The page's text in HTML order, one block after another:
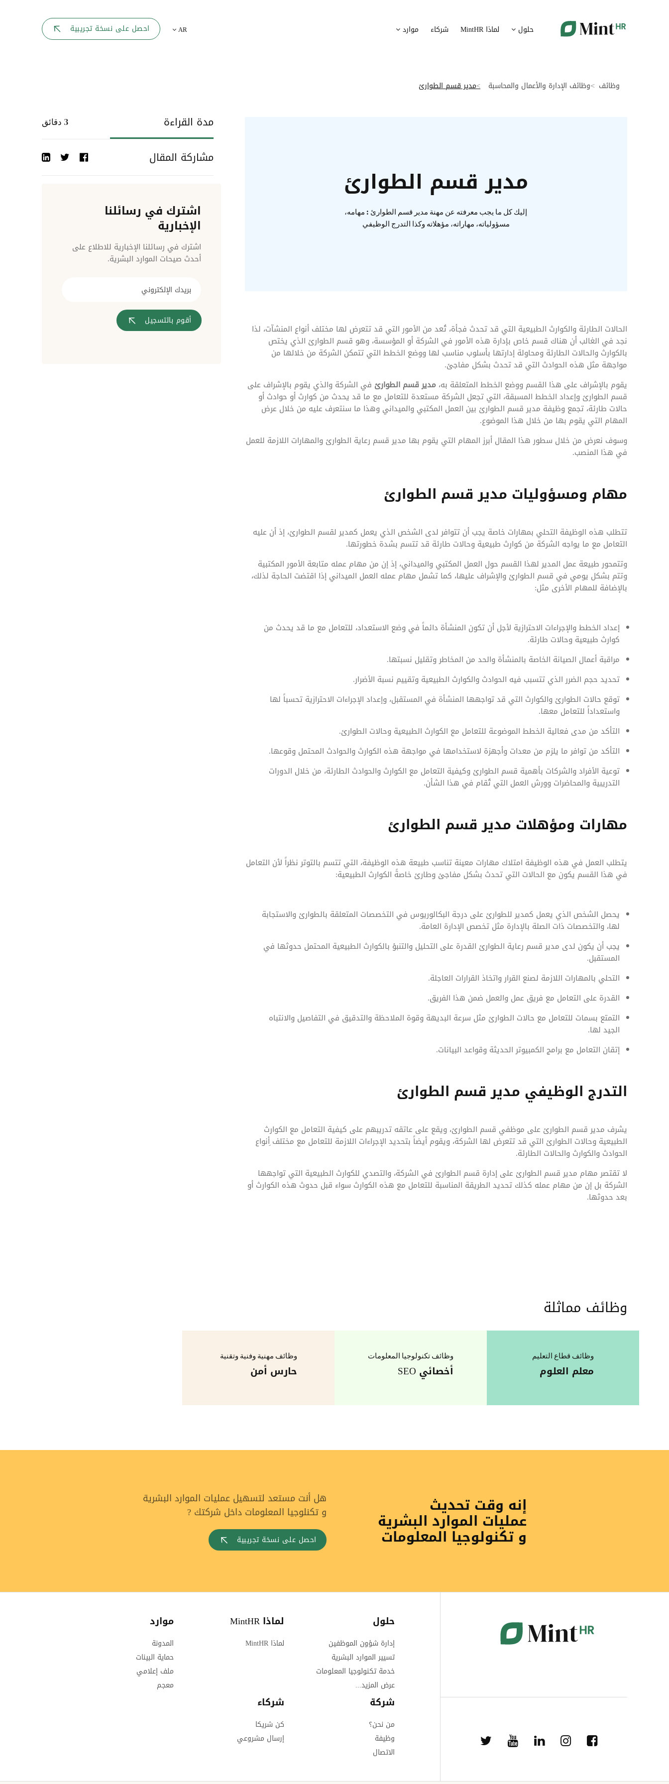
حلول لماذا MintHR شركاء موارد AR احصل على نسخة تجريبية
وظائف وظائف الإدارة والأعمال والمحاسبة مدير قسم الطوارئ
مدير قسم الطوارئ
إليك كل ما يجب معرفته عن مهنة مدير قسم الطوارئ : مهامه،
مسؤولياته، مهاراته، مؤهلاته وكذا التدرج الوظيفي
الحالات الطارئة والكوارث الطبيعية التي قد تحدث فجأة، تُعد من الأمور التي قد تتعرض لها مختلف أنواع المنشآت، لذا
نجد في الغالب أن هناك قسم خاص بإدارة هذه الأمور في الشركة أو المؤسسة، وهو قسم الطوارئ الذي يختص
بالكوارث والحالات الطارئة ومحاولة إدارتها بأسلوب مناسب لها ووضع الخطط التي تتمكن الشركة من خلالها من
مواجهة مثل هذه الحوادث التي قد تحدث بشكل مفاجئ.
يقوم بالإشراف على هذا القسم ووضع الخطط المتعلقة به، مدير قسم الطوارئ في الشركة والذي يقوم بالإشراف على
قسم الطوارئ وإعداد الخطط المسبقة، التي تجعل الشركة مستعدة للتعامل مع ما قد يحدث من كوارث أو حوادث أو
حالات طارئة، تجمع وظيفة مدير قسم الطوارئ بين العمل المكتبي والميداني وهذا ما سنتعرف عليه من خلال عرض
المهام التي يقوم بها من خلال هذا الموضوع.
وسوف نعرض من خلال سطور هذا المقال أبرز المهام التي يقوم بها مدير قسم رعاية الطوارئ والمهارات اللازمة للعمل
في هذا المنصب.
مهام ومسؤوليات مدير قسم الطوارئ
تتطلب هذه الوظيفة التحلي بمهارات خاصة يجب أن تتوافر لدى الشخص الذي يعمل كمدير لقسم الطوارئ، إذ أن عليه
التعامل مع ما يواجه الشركة من كوارث طبيعية وحالات طارئة قد تتسم بشدة خطورتها.
وتتمحور طبيعة عمل المدير لهذا القسم حول العمل المكتبي والميداني، إذ إن من مهام عمله متابعة الأمور المكتبية
وتتم بشكل يومي في قسم الطوارئ والإشراف عليها، كما تشمل مهام عمله العمل الميداني إذا اقتضت الحاجة لذلك،
بالإضافة للمهام الأخرى مثل:
إعداد الخطط والإجراءات الاحترازية لأجل أن تكون المنشأة دائماً في وضع الاستعداد، للتعامل مع ما قد يحدث من
كوارث طبيعية وحالات طارئة.
مراقبة أعمال الصيانة الخاصة بالمنشأة والحد من المخاطر وتقليل نسبتها.
تحديد حجم الضرر الذي تتسبب فيه الحوادث والكوارث الطبيعية وتقييم نسبة الأضرار.
توقع حالات الطوارئ والكوارث التي قد تواجهها المنشأة في المستقبل، وإعداد الإجراءات الاحترازية تحسباً لها
واستعداداً للتعامل معها.
التأكد من مدى فعالية الخطط الموضوعة للتعامل مع الكوارث الطبيعية وحالات الطوارئ.
التأكد من توافر ما يلزم من معدات وأجهزة لاستخدامها في مواجهة هذه الكوارث والحوادث المحتمل وقوعها.
توعية الأفراد والشركات بأهمية قسم الطوارئ وكيفية التعامل مع الكوارث والحوادث الطارئة، من خلال الدورات
التدريبية والمحاضرات وورش العمل التي تُقام في هذا الشأن.
مهارات ومؤهلات مدير قسم الطوارئ
يتطلب العمل في هذه الوظيفة امتلاك مهارات معينة تناسب طبيعة هذه الوظيفة، التي تتسم بالتوتر نظراً لأن التعامل
في هذا القسم يكون مع الحالات التي تحدث بشكل مفاجئ وطارئ خاصةً الكوارث الطبيعية:
يحصل الشخص الذي يعمل كمدير للطوارئ على درجة البكالوريوس في التخصصات المتعلقة بالطوارئ والاستجابة
لها، والتخصصات ذات الصلة بالإدارة مثل تخصص الإدارة العامة.
يجب أن يكون لدى مدير قسم رعاية الطوارئ القدرة على التحليل والتنبؤ بالكوارث الطبيعية المحتمل حدوثها في
المستقبل.
التحلي بالمهارات اللازمة لصنع القرار واتخاذ القرارات العاجلة.
القدرة على التعامل مع فريق عمل والعمل ضمن هذا الفريق.
التمتع بسمات للتعامل مع حالات الطوارئ مثل سرعة البديهة وقوة الملاحظة والتدقيق في التفاصيل والانتباه
الجيد لها.
إتقان التعامل مع برامج الكمبيوتر الحديثة وقواعد البيانات.
التدرج الوظيفي مدير قسم الطوارئ
يشرف مدير قسم الطوارئ على موظفي قسم الطوارئ، ويقع على عاتقه تدريبهم على كيفية التعامل مع الكوارث
الطبيعية وحالات الطوارئ التي قد تتعرض لها الشركة، ويقوم أيضاً بتحديد الإجراءات اللازمة للتعامل مع مختلف ِأنواع
الحوادث والكوارث والحالات الطارئة.
لا تقتصر مهام مدير قسم الطوارئ على إدارة قسم الطوارئ في الشركة، والتصدي للكوارث الطبيعية التي تواجهها
الشركة بل إن من مهام عمله كذلك تحديد الطريقة المناسبة للتعامل مع هذه الكوارث سواء قبل حدوث هذه الكوارث أو
بعد حدوثها.
مدة القراءة 3 دقائق
مشاركة المقال
اشترك في رسائلنا
الإخبارية
اشترك في رسائلنا الإخبارية للاطلاع على
أحدث صيحات الموارد البشرية.
أقوم بالتسجيل
وظائف مماثلة
وظائف قطاع التعليم
معلم العلوم
وظائف تكنولوجيا المعلومات
أخصائي SEO
وظائف مهنية وفنية وتقنية
حارس أمن
إنه وقت تحديث
عمليات الموارد البشرية
و تكنولوجيا المعلومات
هل أنت مستعد لتسهيل عمليات الموارد البشرية
و تكنلوجيا المعلومات داخل شركتك ?
احصل على نسخة تجريبية
حلول
إدارة شؤون الموظفين
تسيير الموارد البشرية
خدمة تكنولوجيا المعلومات
عرض المزيد...
لماذا MintHR
لماذا MintHR
موارد
المدونة
حماية البينات
ملف إعلامي
معجم
شركة
من نحن؟
وظيفة
الاتصال
شركاء
كن شريكا
إرسال مشروعي
بيانات الموارد البشرية ممركزة في بوابة واحدة قم برقمنة عملية التوظيف الخاصة بك
أحداث الشركة
مراقبة الدخول